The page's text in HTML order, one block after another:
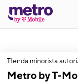
TIenda minorista
Metro by T-